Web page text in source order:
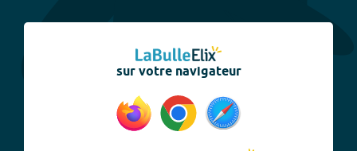
sur votre navigateur